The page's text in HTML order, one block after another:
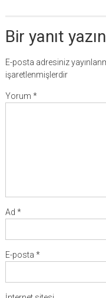
Bir yanıt yazın
E-posta adresiniz
işaretlenmişlerdir
Yorum *
Ad *
E-posta *